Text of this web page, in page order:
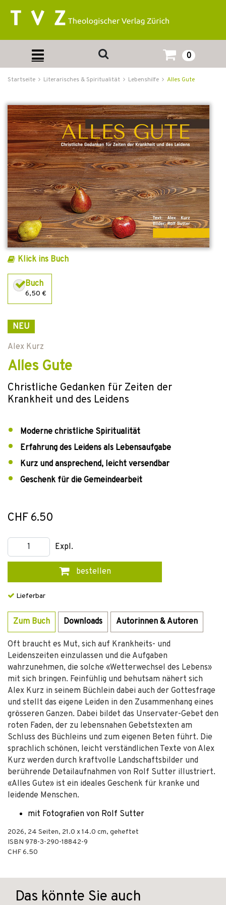
0
Startseite Literarisches & Spiritualität Lebenshilfe Alles Gute
Klick ins Buch
Buch
6,50 €
NEU
Alex Kurz
Alles Gute
Christliche Gedanken für Zeiten der
Krankheit und des Leidens
Moderne christliche Spiritualität
Erfahrung des Leidens als Lebensaufgabe
Kurz und ansprechend, leicht versendbar
Geschenk für die Gemeindearbeit
CHF 6.50
Expl.
bestellen
Lieferbar
Zum Buch Downloads Autorinnen & Autoren
Oft braucht es Mut, sich auf Krankheits- und
Leidenszeiten einzulassen und die Aufgaben
wahrzunehmen, die solche «Wetterwechsel des Lebens»
mit sich bringen. Feinfühlig und behutsam nähert sich
Alex Kurz in seinem Büchlein dabei auch der Gottesfrage
und stellt das eigene Leiden in den Zusammenhang eines
grösseren Ganzen. Dabei bildet das Unservater-Gebet den
roten Faden, der zu lebensnahen Gebetstexten am
Schluss des Büchleins und zum eigenen Beten führt. Die
sprachlich schönen, leicht verständlichen Texte von Alex
Kurz werden durch kraftvolle Landschaftsbilder und
berührende Detailaufnahmen von Rolf Sutter illustriert.
«Alles Gute» ist ein ideales Geschenk für kranke und
leidende Menschen.
mit Fotografien von Rolf Sutter
2026, 24 Seiten, 21.0 x 14.0 cm, geheftet
ISBN 978-3-290-18842-9
CHF 6.50
Das könnte Sie auch